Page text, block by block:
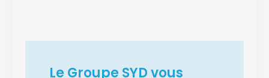
Le Groupe SYD vous